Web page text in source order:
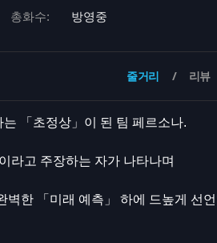
총화수: 방영중
줄거리 리뷰
「초정상」이 된 팀 페르소나.
라고 주장하는 자가 나타나며
벽한 「미래 예측」 하에 드높게 선